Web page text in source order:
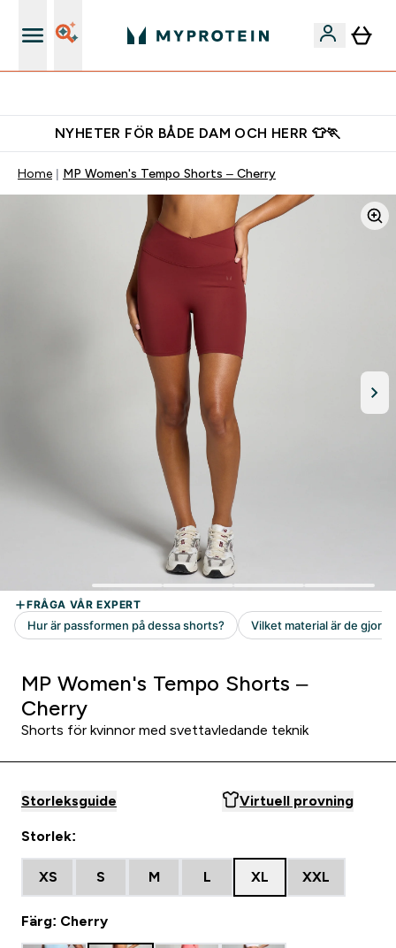
NYHETER FÖR BÅDE DAM OCH HERR 👕🏃
Home MP Women's Tempo Shorts – Cherry
MP Women's Tempo Shorts –
Cherry
Shorts för kvinnor med svettavledande teknik
Storleksguide Virtuell provning
Storlek:
XS S M L XL XXL
Färg: Cherry